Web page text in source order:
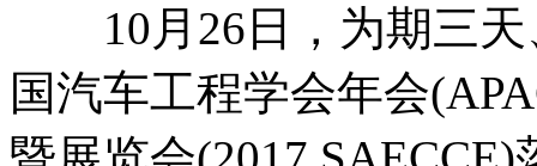
10月26日，为期三天
国汽车工程学会年会